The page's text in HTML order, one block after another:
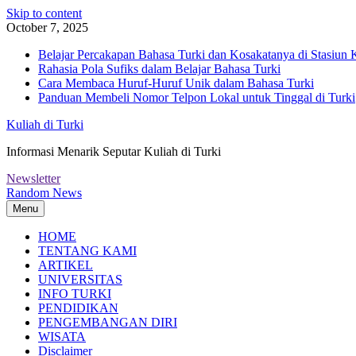
Skip to content
October 7, 2025
Belajar Percakapan Bahasa Turki dan Kosakatanya di Stasiun
Rahasia Pola Sufiks dalam Belajar Bahasa Turki
Cara Membaca Huruf-Huruf Unik dalam Bahasa Turki
Panduan Membeli Nomor Telpon Lokal untuk Tinggal di Turki
Kuliah di Turki
Informasi Menarik Seputar Kuliah di Turki
Newsletter
Random News
Menu
HOME
TENTANG KAMI
ARTIKEL
UNIVERSITAS
INFO TURKI
PENDIDIKAN
PENGEMBANGAN DIRI
WISATA
Disclaimer